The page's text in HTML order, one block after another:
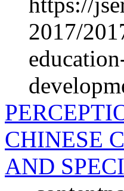
2017/
CHINESE
AND